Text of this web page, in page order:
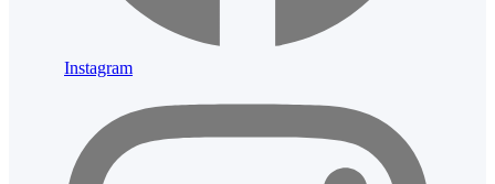
Instagram